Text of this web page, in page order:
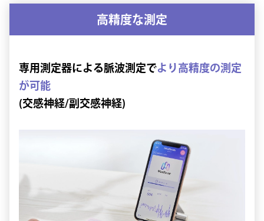
高精度な測定
専用測定器による脈波測定でより高精度の測定
が可能
(交感神経/副交感神経)